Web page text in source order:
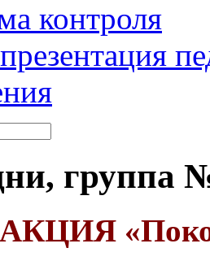
контроля
группа
АКЦИЯ